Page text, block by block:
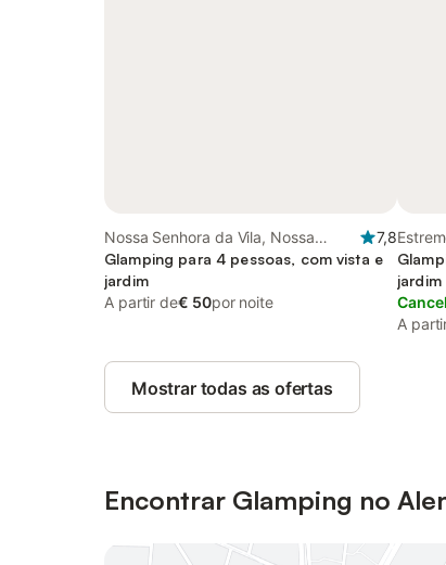
Nossa Senhora da Vila, Nossa
Senhora do Bispo e Silveiras, Sul de
Portugal
7,8
Glamping para 4 pessoas, com vista e
jardim
A partir de€ 50por noite
A
Mostrar todas as ofertas
Encontrar Glamping no